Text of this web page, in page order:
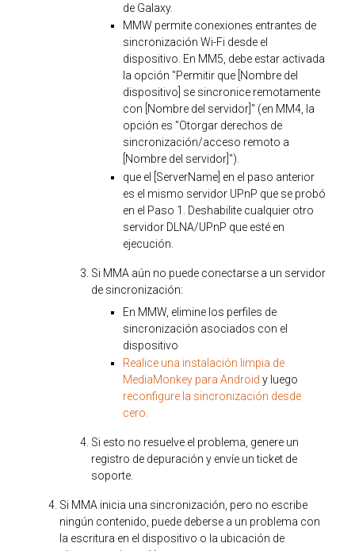
de Galaxy.
MMW permite conexiones entrantes de
sincronización Wi-Fi desde el
dispositivo. En MM5, debe estar activada
la opción "Permitir que [Nombre del
dispositivo] se sincronice remotamente
con [Nombre del servidor]" (en MM4, la
opción es "Otorgar derechos de
sincronización/acceso remoto a
[Nombre del servidor]").
que el [ServerName] en el paso anterior
es el mismo servidor UPnP que se probó
en el Paso 1. Deshabilite cualquier otro
servidor DLNA/UPnP que esté en
ejecución.
Si MMA aún no puede conectarse a un servidor
de sincronización:
En MMW, elimine los perfiles de
sincronización asociados con el
dispositivo
Realice una instalación limpia de
MediaMonkey para Android y luego
reconfigure la sincronización desde
cero.
Si esto no resuelve el problema, genere un
registro de depuración y envíe un ticket de
soporte.
Si MMA inicia una sincronización, pero no escribe
ningún contenido, puede deberse a un problema con
la escritura en el dispositivo o la ubicación de